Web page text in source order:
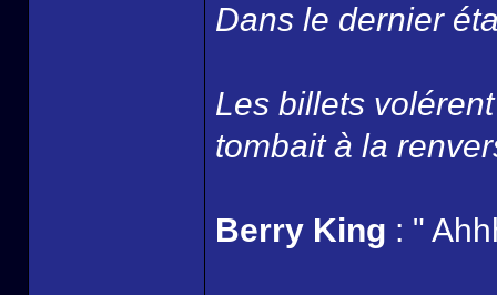
Dans le dernier
Les billets
tombait à la
Berry King : "